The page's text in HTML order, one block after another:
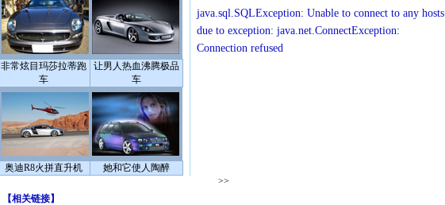
非常炫目玛莎拉蒂跑
车
让男人热血沸腾极品
车
奥迪R8火拼直升机 她和它使人陶醉
java.sql.SQLException: Unable to connect to any hosts
due to exception: java.net.ConnectException:
Connection refused
>>
【相关链接】